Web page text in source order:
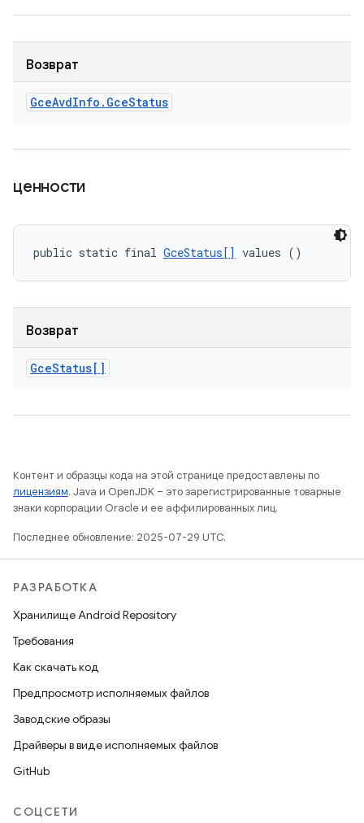
Возврат
GceAvdInfo . GceStatus
ценности
public static final GceStatus[] values ()
Возврат
GceStatus[]
Контент и образцы кода на этой странице предоставлены по
лицензиям. Java и OpenJDK – это зарегистрированные товарные
знаки корпорации Oracle и ее аффилированных лиц.
Последнее обновление: 2025-07-29 UTC.
РАЗРАБОТКА
Хранилище Android Repository
Требования
Как скачать код
Предпросмотр исполняемых файлов
Заводские образы
Драйверы в виде исполняемых файлов
GitHub
СОЦСЕТИ